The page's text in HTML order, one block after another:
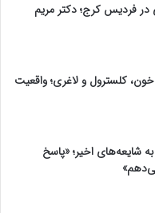
در فردیس کرج؛ دکتر مریم
کلسترول و لاغری؛ واقعیت
شایعه‌های اخیر؛ «پاسخ